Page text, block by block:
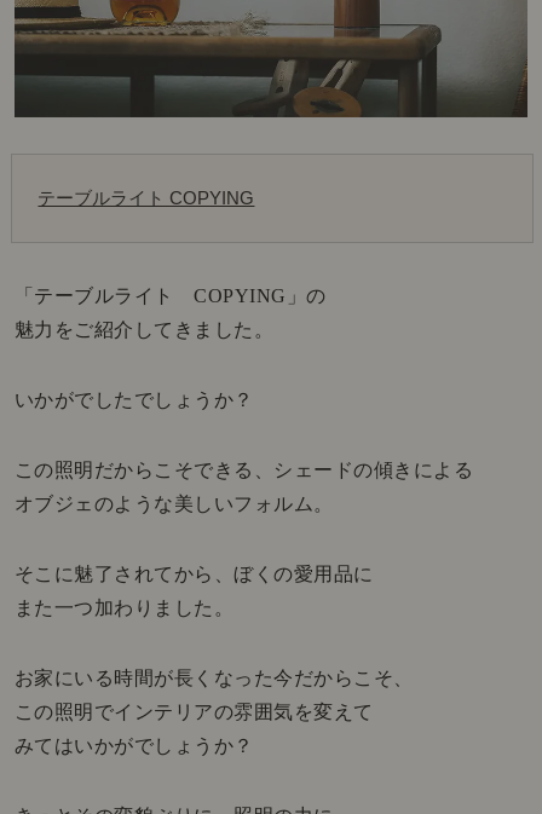
テーブルライト COPYING
「テーブルライト COPYING」の
魅力をご紹介してきました。
いかがでしたでしょうか？
この照明だからこそできる、シェードの傾きによる
オブジェのような美しいフォルム。
そこに魅了されてから、ぼくの愛用品に
また一つ加わりました。
お家にいる時間が長くなった今だからこそ、
この照明でインテリアの雰囲気を変えて
みてはいかがでしょうか？